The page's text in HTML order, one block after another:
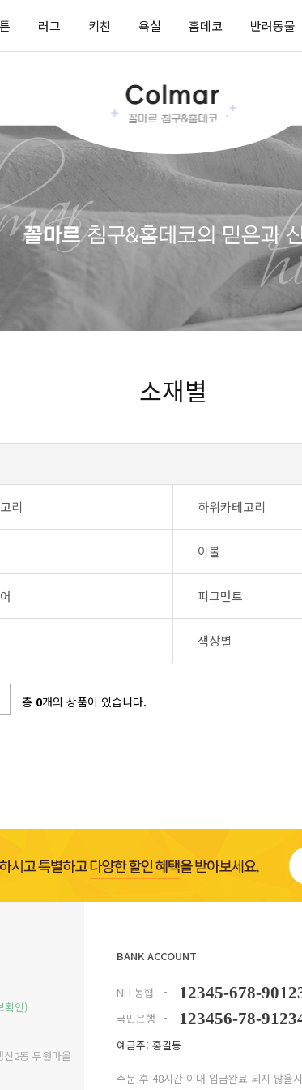
러그 키친 욕실 홈데코 반려동물
소재별
리 하위카테고리
이불
피그먼트
색상별
총 0개의 상품이 있습니다.
확인)
2동 무원마을
BANK ACCOUNT
NH 농협
국민은행
12345-678-
123456-78-
예금주: 홍길동
주문 후 48시간 이내 입금완료 되지 않을